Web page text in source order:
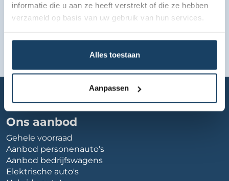
informatie die u aan ze heeft verstrekt of die ze hebben
verzameld op basis van uw gebruik van hun services.
Alles toestaan
Aanpassen
boom-autos
Ons aanbod
Gehele voorraad
Aanbod personenauto's
Aanbod bedrijfswagens
Elektrische auto's